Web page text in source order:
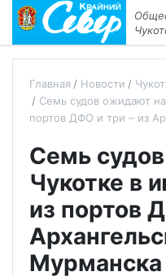
Главная Новости
Семь судов ожидают
портов ДФО и три – из
Семь
Чукотке в
из портов
Мурманска